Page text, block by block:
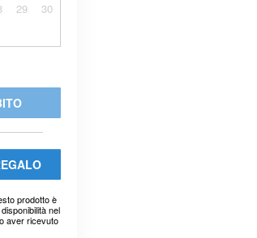
29
30
prodotto è
nel
aver ricevuto